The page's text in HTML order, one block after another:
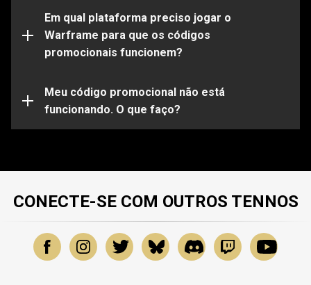
Em qual plataforma preciso jogar o
Warframe para que os códigos
promocionais funcionem?
determinadas plataformas. Certifique-se de entrar em
sua conta do Warframe vinculada à plataforma de sua
escolha.
Meu código promocional não está
funcionando. O que faço?
Seu código promocional pode já estar expirado ou já
problemas específicos, envie uma solicitação para
nossaEquipe de Suporte.
CONECTE-SE COM OUTROS TENNOS